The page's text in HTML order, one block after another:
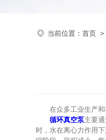
当前位置： 首页 >
在众多工业生产和科
循环真空泵主要
时，水在离心力作用